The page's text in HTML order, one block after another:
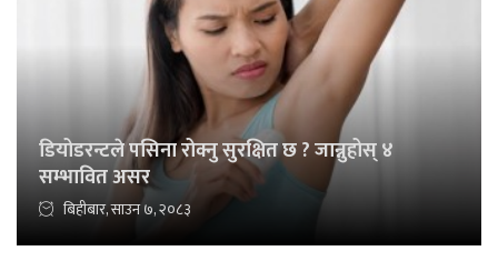
डियोडरन्टले पसिना रोक्नु सुरक्षित छ ? जान्नुहोस् ४
सम्भावित असर
बिहीबार, साउन ७, २०८३